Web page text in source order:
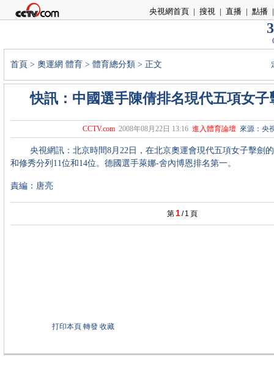
央視網首頁 | 搜視 | 直播 | 點播 |
首頁 > 奧運網 體育 > 體育總分類 > 正文
快訊：中國選手陳倩排名現代五項女子
CCTV.com 2008年08月22日 13:16 進入體育論壇 來源：央
央視網訊：北京時間8月22日，在北京奧運會現代五項女子擊劍的
和修秀分列11位和14位。德國選手萊娜-舍內博恩排名第一。
責編：唐亮
第 1/ 1 頁
打印本頁 轉發 收藏